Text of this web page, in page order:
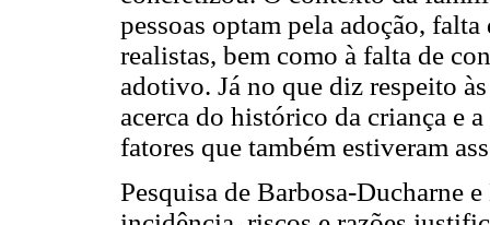
pessoas optam pela adoção,
realistas, bem como à falta de
adotivo. Já no que diz respeito
acerca do histórico da criança e
fatores que também estiveram
Pesquisa de Barbosa-Ducharne